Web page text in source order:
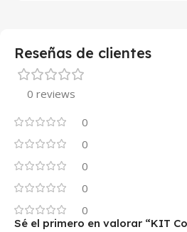
Reseñas de clientes
0 reviews
0
0
0
0
0
Sé el primero en valorar “KIT